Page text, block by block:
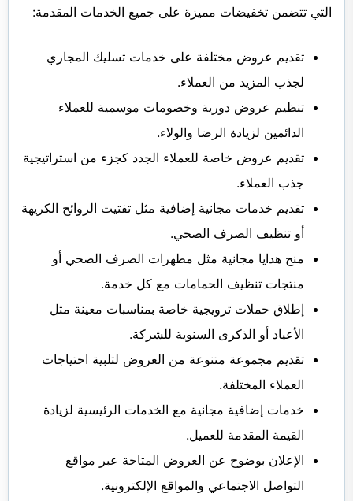
التي تتضمن تخفيضات مميزة على جميع الخدمات المقدمة:
تقديم عروض مختلفة على خدمات تسليك المجاري
لجذب المزيد من العملاء.
تنظيم عروض دورية وخصومات موسمية للعملاء
الدائمين لزيادة الرضا والولاء.
تقديم عروض خاصة للعملاء الجدد كجزء من استراتيجية
جذب العملاء.
تقديم خدمات مجانية إضافية مثل تفتيت الروائح الكريهة
أو تنظيف الصرف الصحي.
منح هدايا مجانية مثل مطهرات الصرف الصحي أو
منتجات تنظيف الحمامات مع كل خدمة.
إطلاق حملات ترويجية خاصة بمناسبات معينة مثل
الأعياد أو الذكرى السنوية للشركة.
تقديم مجموعة متنوعة من العروض لتلبية احتياجات
العملاء المختلفة.
خدمات إضافية مجانية مع الخدمات الرئيسية لزيادة
القيمة المقدمة للعميل.
الإعلان بوضوح عن العروض المتاحة عبر مواقع
التواصل الاجتماعي والمواقع الإلكترونية.